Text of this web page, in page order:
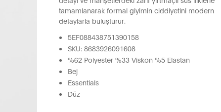
tamamlanarak formal giyimin ciddiyetini modern
detaylarla buluşturur.
5EF088438751390158
SKU: 8683926091608
%62 Polyester %33 Viskon %5 Elastan
Bej
Essentials
Düz